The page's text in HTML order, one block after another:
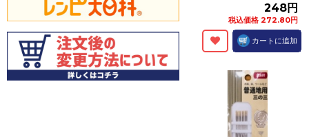
248円
税込価格 272.80円
カートに追加